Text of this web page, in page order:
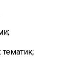
тематик;